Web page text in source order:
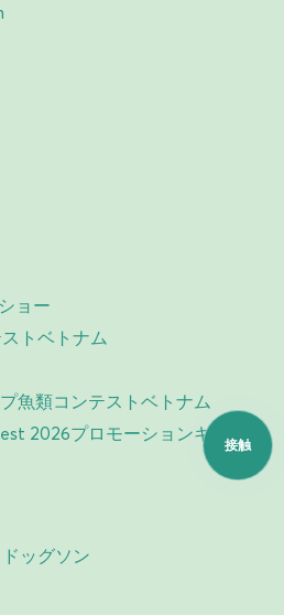
ョー
トベトナム
魚類コンテストベトナム
2026プロモーションキャンペ
ッグソン
接触